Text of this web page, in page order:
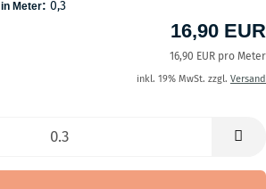
in Meter: 0,3
16,90 EUR
16,90 EUR pro Meter
inkl. 19% MwSt. zzgl. Versand